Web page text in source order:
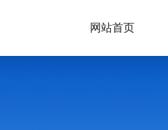
网站首页